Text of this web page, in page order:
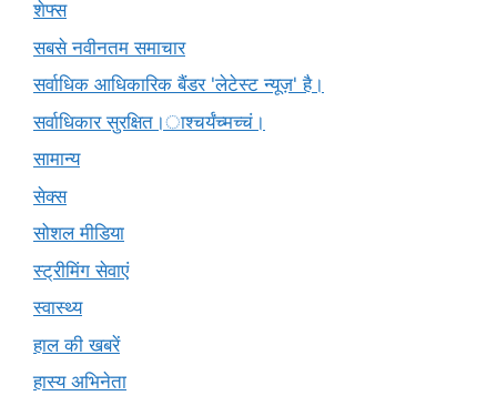
शेफ्स
सबसे नवीनतम समाचार
सर्वाधिक आधिकारिक बैंडर 'लेटेस्ट न्यूज़' है।
सर्वाधिकार सुरक्षित।ाश्चर्यंच्मच्चं।
सामान्य
सेक्स
सोशल मीडिया
स्ट्रीमिंग सेवाएं
स्वास्थ्य
हाल की खबरें
हास्य अभिनेता